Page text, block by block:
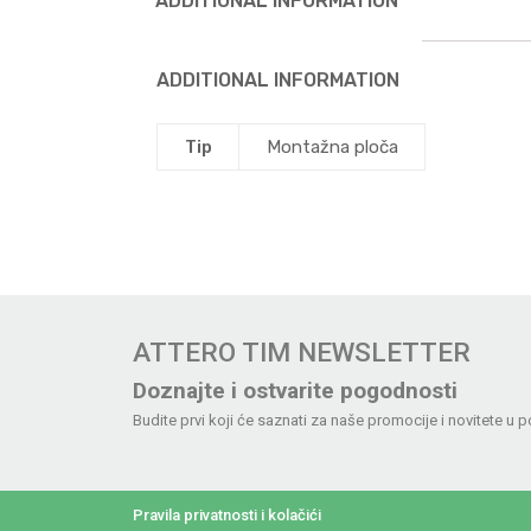
ADDITIONAL INFORMATION
Tip Montažna ploča
ATTERO TIM NEWSLETTER
Doznajte i ostvarite pogodnosti
Budite prvi koji će saznati za naše promocije i novitete u
Pravila privatnosti i kolačići